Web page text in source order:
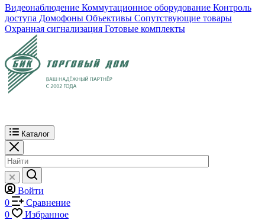
Видеонаблюдение Коммутационное оборудование Контроль
доступа Домофоны Объективы Сопутствующие товары
Охранная сигнализация Готовые комплекты
Каталог
Войти
0
Сравнение
0
Избранное